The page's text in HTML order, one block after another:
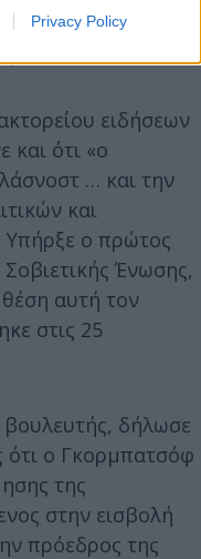
Privacy Policy
συλλυπητηρίων
του», είπε.
ειδήσεων
και ότι «ο
… και την
και
Υπήρξε ο πρώτος
Ένωσης,
θέση αυτή τον
στις 25
δήλωσε
ότι ο Γκορμπατσόφ
της
στην εισβολή
πρόεδρος της